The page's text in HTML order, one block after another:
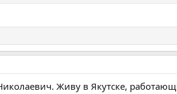
Живу в Якутске,